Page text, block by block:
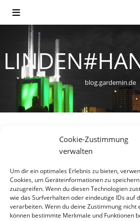
Cookie-Zustimmung
verwalten
Um dir ein optimales Erlebnis zu bieten,
Cookies, um Geräteinformationen zu
zuzugreifen. Wenn du diesen Technologien
wie das Surfverhalten oder eindeutige IDs auf
verarbeiten. Wenn du deine Zustimmung nicht
können bestimmte Merkmale und Funktionen
blog.gardemin.de
Fußballparties ja,
nein
15. Mai 2018